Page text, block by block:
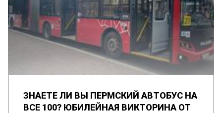
ЗНАЕТЕ ЛИ ВЫ ПЕРМСКИЙ АВТОБУС НА
ВСЕ 100? ЮБИЛЕЙНАЯ ВИКТОРИНА ОТ